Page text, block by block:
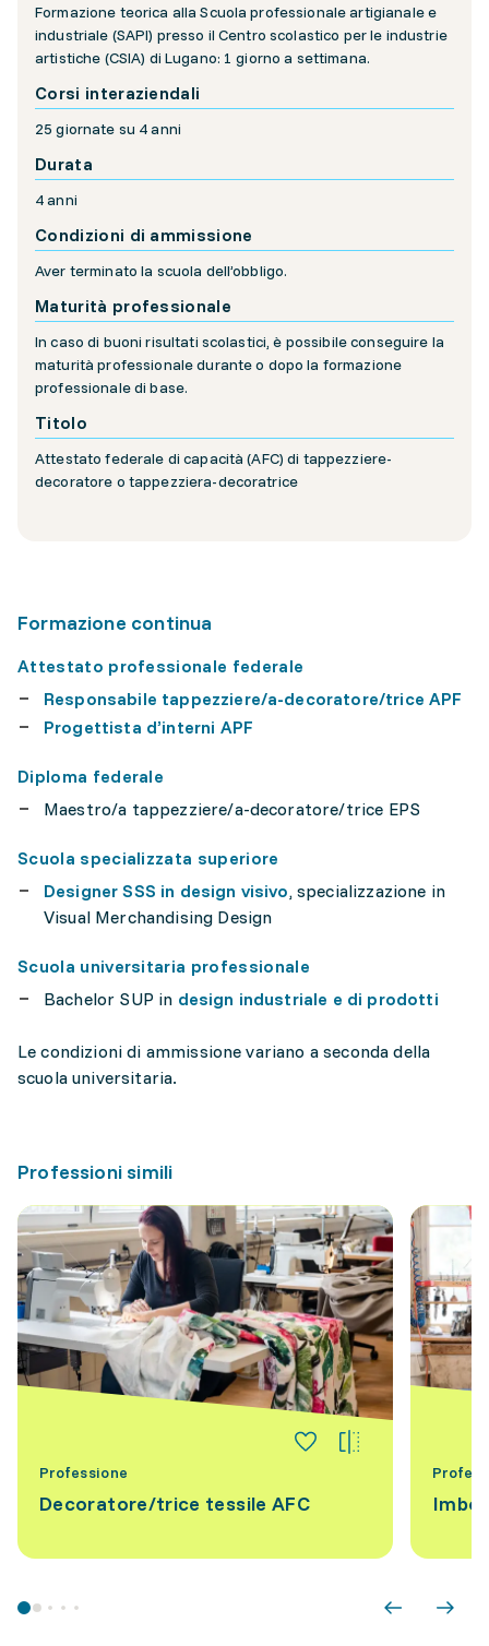
Formazione teorica alla Scuola professionale artigianale e
industriale (SAPI) presso il Centro scolastico per le industrie
artistiche (CSIA) di Lugano: 1 giorno a settimana.
Corsi interaziendali
25 giornate su 4 anni
Durata
4 anni
Condizioni di ammissione
Aver terminato la scuola dell’obbligo.
Maturità professionale
In caso di buoni risultati scolastici, è possibile conseguire la
maturità professionale durante o dopo la formazione
professionale di base.
Titolo
Attestato federale di capacità (AFC) di tappezziere-
decoratore o tappezziera-decoratrice
Formazione continua
Attestato professionale federale
Responsabile tappezziere/a-decoratore/trice APF
Progettista d’interni APF
Diploma federale
Maestro/a tappezziere/a-decoratore/trice EPS
Scuola specializzata superiore
Designer SSS in design visivo, specializzazione in
Visual Merchandising Design
Scuola universitaria professionale
Bachelor SUP in design industriale e di prodotti
Le condizioni di ammissione variano a seconda della
scuola universitaria.
Professioni simili
Professione
Decoratore/trice tessile AFC